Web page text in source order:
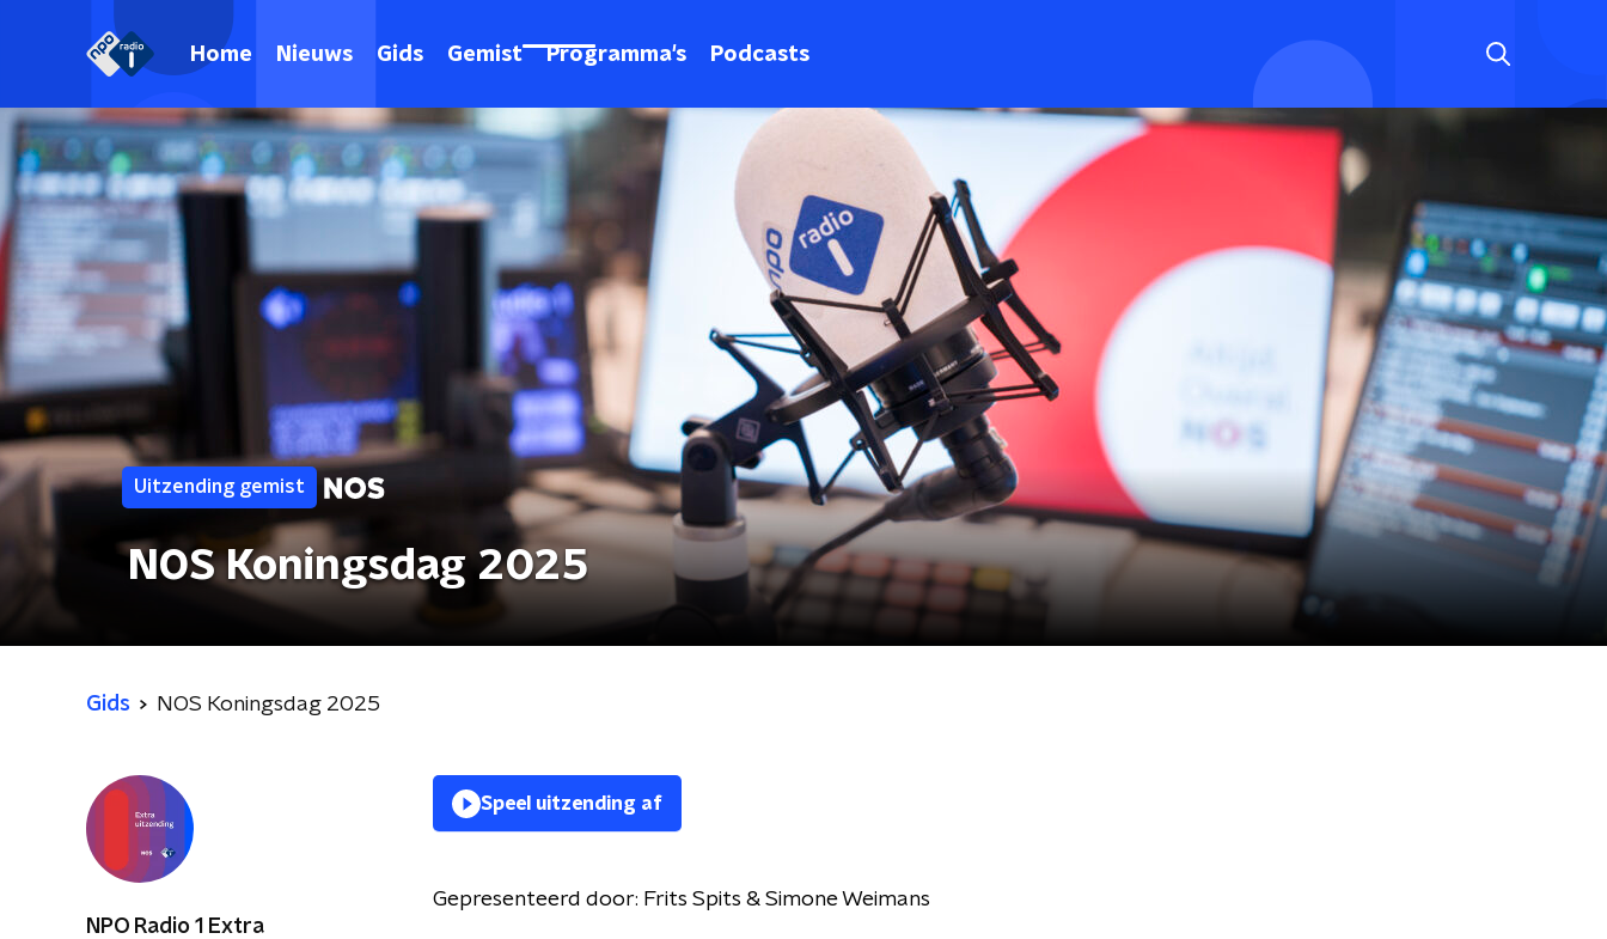
Home Nieuws Gids Gemist Programma's Podcasts
Uitzending gemist
NOS Koningsdag 2025
Gids NOS Koningsdag 2025
NPO Radio 1 Extra
Speel uitzending af
Gepresenteerd door: Frits Spits & Simone Weimans